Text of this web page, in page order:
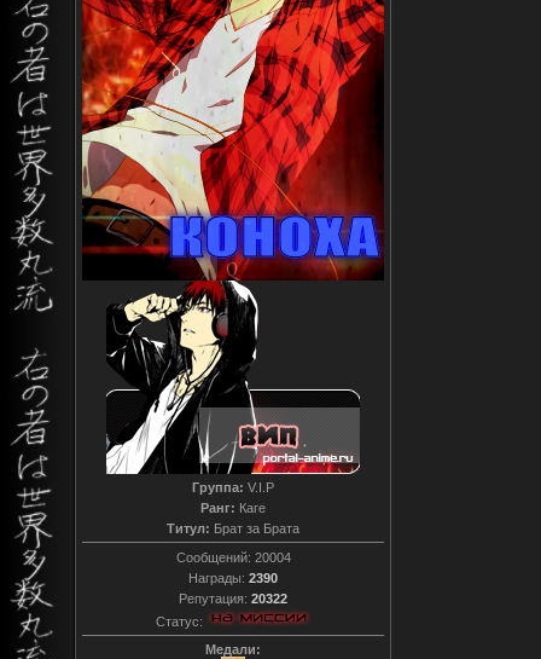
Группа: V.I.P
Ранг: Каге
Титул: Брат за Брата
Сообщений: 20004
Награды: 2390
Репутация: 20322
Статус:
Медали: